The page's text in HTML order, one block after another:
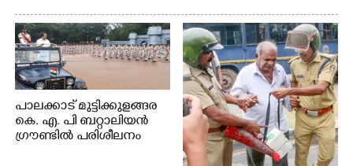
പാലക്കാട് മുട്ടിക്കുളങ്ങര
കെ. എ. പി ബറ്റാലിയൻ
ഗ്രൗണ്ടിൽ പരിശീലനം